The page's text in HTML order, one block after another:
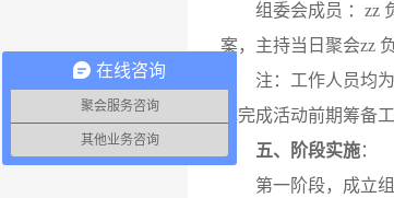
组委会成员 ：zz 负
案，主持当日聚会zz
注：工作人员均为
体完成活动前期筹备
五、阶段实施：
第一阶段，成立组
在线咨询
聚会服务咨询
其他业务咨询